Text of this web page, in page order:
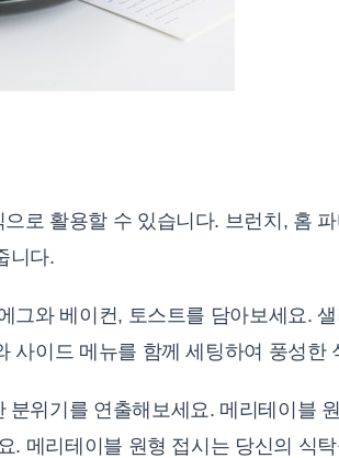
로 활용할 수 있습니다. 브런치, 홈
니다.
그와 베이컨, 토스트를 담아보세요.
사이드 메뉴를 함께 세팅하여 풍성한
위기를 연출해보세요. 메리테이블
. 메리테이블 원형 접시는 당신의 식